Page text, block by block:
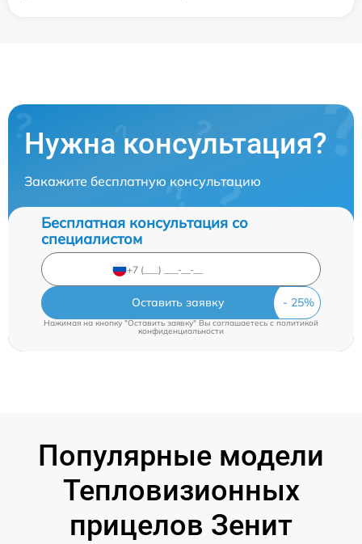
Нужна консультация?
Закажите бесплатную консультацию
Бесплатная консультация со
специалистом
Оставить заявку
Нажимая на кнопку "Оставить заявку" Вы соглашаетесь c политикой
конфиденциальности
Популярные модели
Тепловизионных
прицелов Зенит